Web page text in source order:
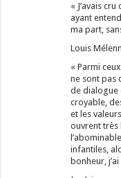
« J’avais
ayant
ma part,
Louis
« Parmi
ne sont pas
de dialogue
croyable,
et les
ouvrent très
infantiles,
bonheur,